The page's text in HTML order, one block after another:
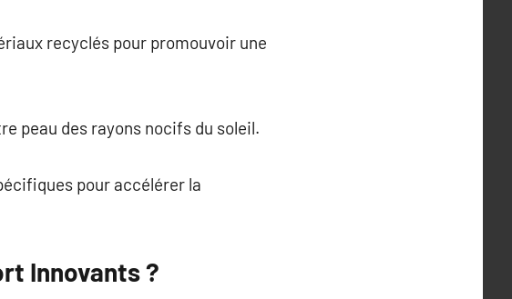
recyclés pour promouvoir une
peau des rayons nocifs du soleil.
pour accélérer la
Innovants ?